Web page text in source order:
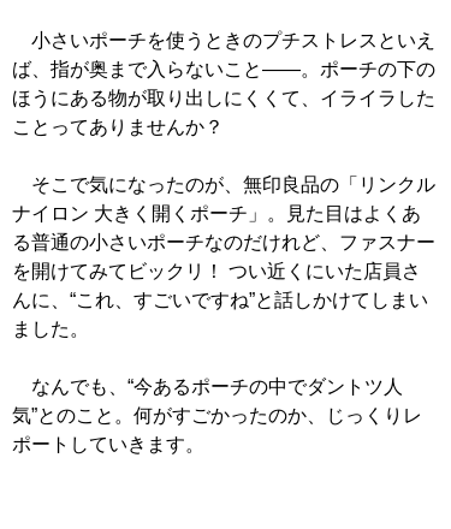
小さいポーチを使うときのプチストレスといえ
ば、指が奥まで入らないこと――。ポーチの下の
ほうにある物が取り出しにくくて、イライラした
ことってありませんか？
そこで気になったのが、無印良品の「リンクル
ナイロン 大きく開くポーチ」。見た目はよくあ
る普通の小さいポーチなのだけれど、ファスナー
を開けてみてビックリ！ つい近くにいた店員さ
んに、“これ、すごいですね”と話しかけてしまい
ました。
なんでも、“今あるポーチの中でダントツ人
気”とのこと。何がすごかったのか、じっくりレ
ポートしていきます。